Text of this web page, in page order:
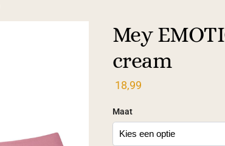
Mey
cream
18,99
Maat